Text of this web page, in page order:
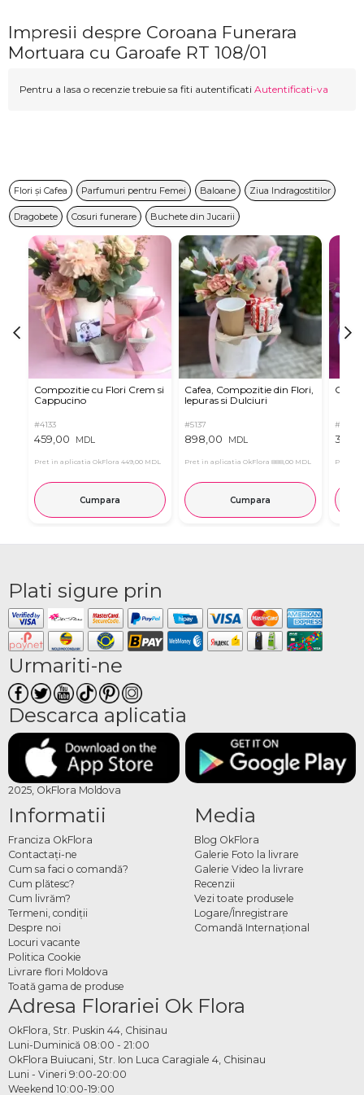
Impresii despre Coroana Funerara
Mortuara cu Garoafe RT 108/01
Pentru a lasa o recenzie trebuie sa fiti autentificati Autentificati-va
Flori și Cafea Parfumuri pentru Femei Baloane Ziua Indragostitilor
Dragobete Cosuri funerare Buchete din Jucarii
Compozitie cu Flori Crem si
Cappucino
#4133
459,00 MDL
Pret in aplicatia OkFlora 449,00 MDL
Cumpara
Cafea, Compozitie din Flori,
Iepuras si Dulciuri
#5137
898,00 MDL
Pret in aplicatia OkFlora 888,00 MDL
Cumpara
#2545
Pret in
Plati sigure prin
Urmariti-ne
Descarca aplicatia
2025, OkFlora Moldova
Informatii
Franciza OkFlora
Contactaţi-ne
Cum sa faci o comandă?
Cum plătesc?
Cum livrăm?
Termeni, condiţii
Despre noi
Locuri vacante
Politica Cookie
Livrare flori Moldova
Toată gama de produse
Media
Blog OkFlora
Galerie Foto la livrare
Galerie Video la livrare
Recenzii
Vezi toate produsele
Logare/Înregistrare
Comandă Internațional
Adresa Florariei Ok Flora
OkFlora, Str. Puskin 44, Chisinau
Luni-Duminică 08:00 - 21:00
OkFlora Buiucani, Str. Ion Luca Caragiale 4, Chisinau
Luni - Vineri 9:00-20:00
Weekend 10:00-19:00